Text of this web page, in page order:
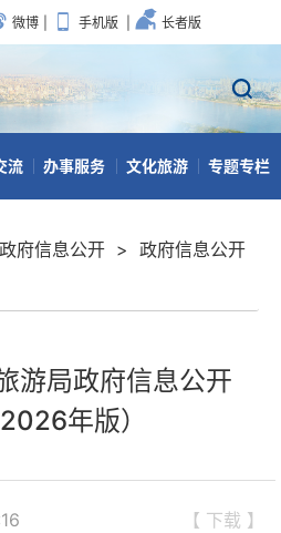
微博 手机版 长者版
流 办事服务 文化旅游 专题专栏
政府信息公开 > 政府信息公开
游局政府信息公开
年版）
【 下载 】